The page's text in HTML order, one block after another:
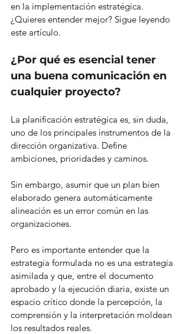
en la implementación estratégica.
¿Quieres entender mejor? Sigue leyendo
este artículo.
¿Por qué es esencial tener
una buena comunicación en
cualquier proyecto?
La planificación estratégica es, sin duda,
uno de los principales instrumentos de la
dirección organizativa. Define
ambiciones, prioridades y caminos.
Sin embargo, asumir que un plan bien
elaborado genera automáticamente
alineación es un error común en las
organizaciones.
Pero es importante entender que la
estrategia formulada no es una estrategia
asimilada y que, entre el documento
aprobado y la ejecución diaria, existe un
espacio crítico donde la percepción, la
comprensión y la interpretación moldean
los resultados reales.